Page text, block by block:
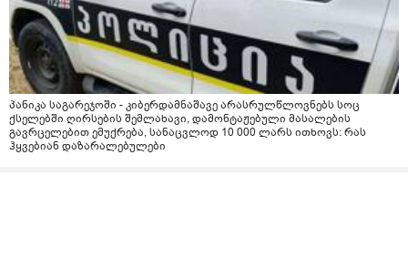
პანიკა საგარეჯოში - კიბერდამნაშავე არასრულწლოვნებს სოც
ქსელებში ღირსების შემლახავი, დამონტაჟებული მასალების
გავრცელებით ემუქრება, სანაცვლოდ 10 000 ლარს ითხოვს: რას
ჰყვებიან დაზარალებულები